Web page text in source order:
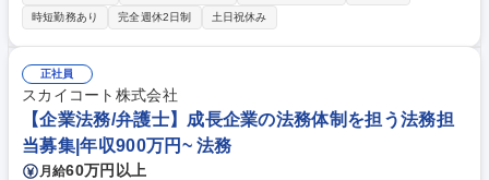
提出まで対応いただきます。 【詳細】不動産登記、商業法人登記、ABL、
生前対策を含む相続、民事信託等、成年後見業務、その他(事業承継、企
業法務、セミナー開催等) ⇒当社は幅広い分野を取り扱っていることか
ら、オールマイティにスキルアップをすることが可能◎ 募集職種 滋賀
【司法書士補助】完全週休2日制!相続で全国シェアNo.1を目指す士業グル
ープ
時短勤務あり
完全週休2日制 土日祝休み
正社員
スカイコート株式会社
【企業法務/弁護士】成長企業の法務体制を担う法務担
当募集|年収900万円~ 法務
月給60万円以上